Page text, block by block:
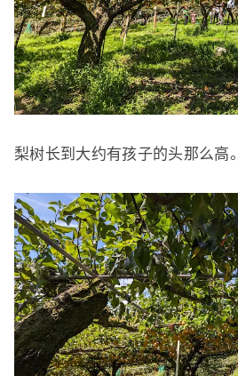
梨树长到大约有孩子的头那么高。